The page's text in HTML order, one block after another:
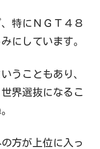
特にＮＧＴ４８
にしています。
うこともあり、
界選抜になるこ
方が上位に入っ